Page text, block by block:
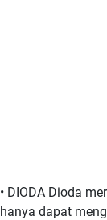
• DIODA Dioda
hanya dapat